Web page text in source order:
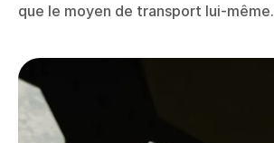
que le moyen de transport lui-même.